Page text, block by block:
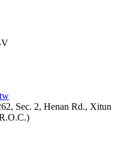
V
Sec. 2, Henan Rd., Xitun